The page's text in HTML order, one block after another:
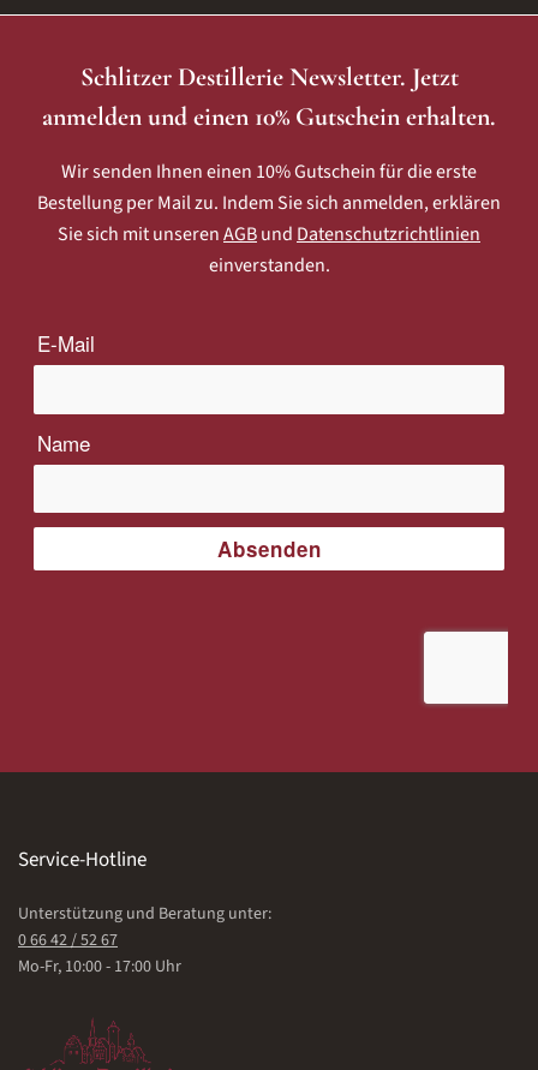
Schlitzer Destillerie Newsletter. Jetzt
anmelden und einen 10% Gutschein erhalten.
Wir senden Ihnen einen 10% Gutschein für die erste
Bestellung per Mail zu. Indem Sie sich anmelden, erklären
Sie sich mit unserenAGBund Datenschutzrichtlinien
einverstanden.
Service-Hotline
Unterstützung und Beratung unter:
0 66 42 / 52 67
Mo-Fr, 10:00 - 17:00 Uhr